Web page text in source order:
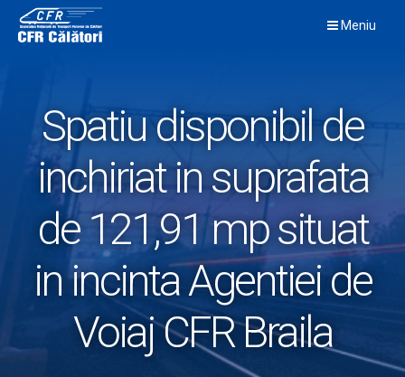
content
Meniu
Spatiu disponibil de
inchiriat in suprafata
de 121,91 mp situat
in incinta Agentiei de
Voiaj CFR Braila